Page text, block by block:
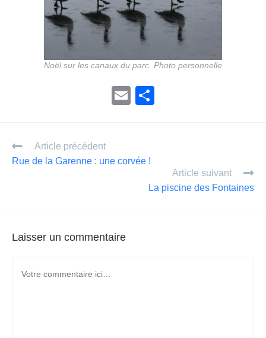
Noël sur les canaux du parc. Photo personnelle
E
er
Article précédent
Rue de la Garenne : une corvée !
Article suivant
La piscine des Fontaines
Laisser un commentaire